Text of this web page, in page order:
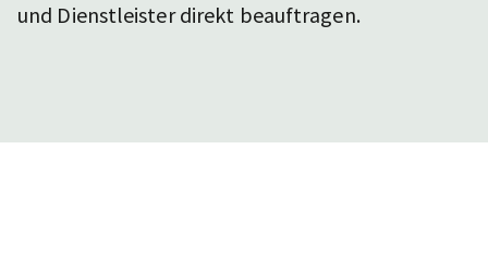
und Dienstleister direkt beauftragen.